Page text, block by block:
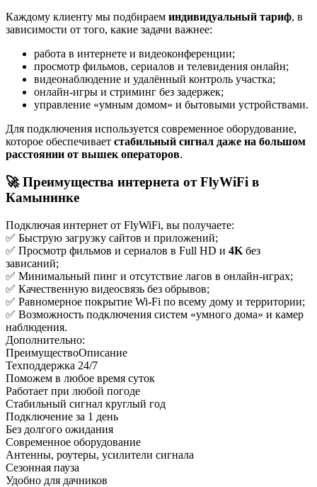
Каждому клиенту мы подбираем индивидуальный тариф, в
зависимости от того, какие задачи важнее:
работа в интернете и видеоконференции;
просмотр фильмов, сериалов и телевидения онлайн;
видеонаблюдение и удалённый контроль участка;
онлайн-игры и стриминг без задержек;
управление «умным домом» и бытовыми устройствами.
Для подключения используется современное оборудование,
которое обеспечивает стабильный сигнал даже на большом
расстоянии от вышек операторов.
🚀 Преимущества интернета от FlyWiFi в
Камынинке
Подключая интернет от FlyWiFi, вы получаете:
✅ Быструю загрузку сайтов и приложений;
✅ Просмотр фильмов и сериалов в Full HD и 4K без
зависаний;
✅ Минимальный пинг и отсутствие лагов в онлайн-играх;
✅ Качественную видеосвязь без обрывов;
✅ Равномерное покрытие Wi-Fi по всему дому и территории;
✅ Возможность подключения систем «умного дома» и камер
наблюдения.
Дополнительно:
ПреимуществоОписание
Техподдержка 24/7
Поможем в любое время суток
Работает при любой погоде
Стабильный сигнал круглый год
Подключение за 1 день
Без долгого ожидания
Современное оборудование
Антенны, роутеры, усилители сигнала
Сезонная пауза
Удобно для дачников